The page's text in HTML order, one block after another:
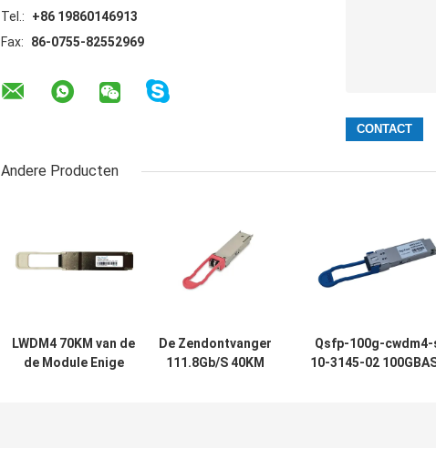
Tel.:
+86 19860146913
Fax:
86-0755-82552969
Andere Producten
LWDM4 70KM van de
de Module Enige
De Zendontvanger
111.8Gb/S 40KM
Qsfp-100g-cwdm4-
10-3145-02